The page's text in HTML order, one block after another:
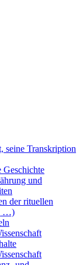
seine Transkription
Geschichte
und
der rituellen
…)